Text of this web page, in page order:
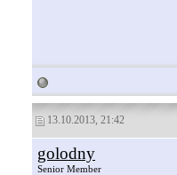
13.10.2013, 21:42
golodny
Senior Member